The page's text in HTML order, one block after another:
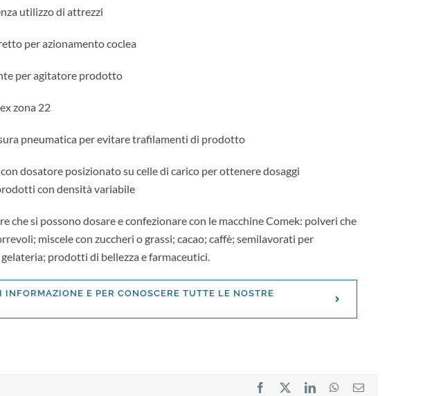
utilizzo di attrezzi
per azionamento coclea
per agitatore prodotto
zona 22
pneumatica per evitare trafilamenti di prodotto
dosatore posizionato su celle di carico per ottenere dosaggi
con densità variabile
che si possono dosare e confezionare con le macchine Comek: polveri che
miscele con zuccheri o grassi; cacao; caffè; semilavorati per
prodotti di bellezza e farmaceutici.
INFORMAZIONE E PER CONOSCERE TUTTE LE NOSTRE
Facebook LinkedInWhatsApp
Email